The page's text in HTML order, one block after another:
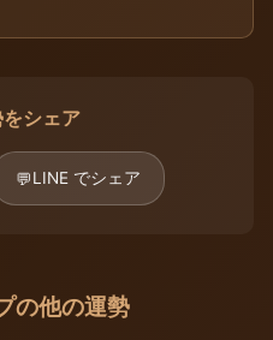
シェア
💬LINE でシェア
の他の運勢